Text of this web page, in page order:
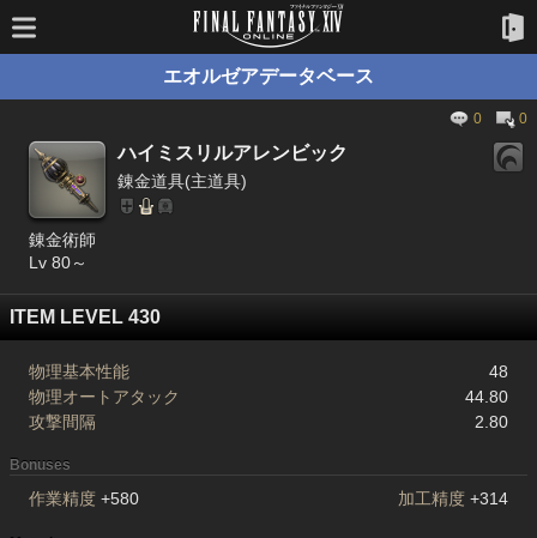
エオルゼアデータベース
0 0
ハイミスリルアレンビック
錬金道具(主道具)
錬金術師
Lv 80～
ITEM LEVEL 430
物理基本性能
48
物理オートアタック
44.80
攻撃間隔
2.80
Bonuses
作業精度 +580 加工精度 +314